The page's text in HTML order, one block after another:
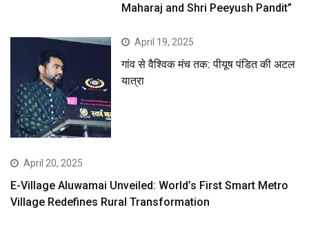
Maharaj and Shri Peeyush Pandit”
April 19, 2025
गांव से वैश्विक मंच तक: पीयूष पंडित की अटल
यात्रा
April 20, 2025
E-Village Aluwamai Unveiled: World’s First Smart Metro
Village Redefines Rural Transformation